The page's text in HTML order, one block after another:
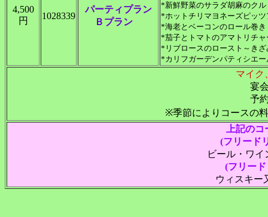
4,500
円
1028339
パーティプラン
Ｂプラン
*新鮮野菜のサラダ胡麻のク
*ホットチリマヨネーズピッツ
*海老とベーコンのロール巻
*茄子とトマトのアマトリチャ
*リブロースのロースト～き
*カリフガーデンパティシエ
マイク
宴
予
※季節によりコースの
上記の
(フリード
ビール・ワ
(フリー
ウィスキー